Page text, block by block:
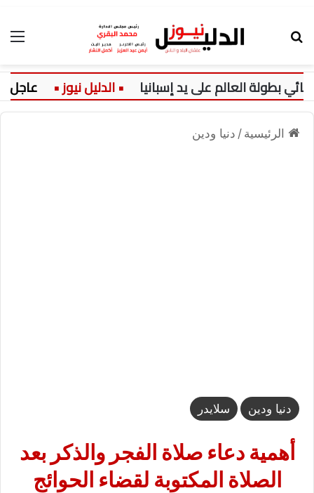
العالم على يد إسبانيا عاجل:
الرئيسية / دنيا ودين
دنيا ودين سلايدر
أهمية دعاء صلاة الفجر والذكر بعد
الصلاة المكتوبة لقضاء الحوائج